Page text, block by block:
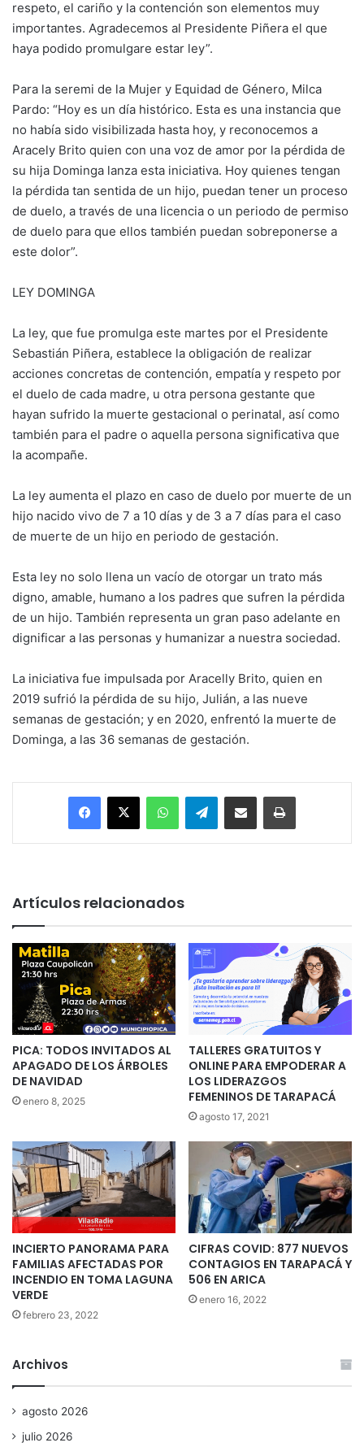
respeto, el cariño y la contención son elementos muy
importantes. Agradecemos al Presidente Piñera el que
haya podido promulgare estar ley”.
Para la seremi de la Mujer y Equidad de Género, Milca
Pardo: “Hoy es un día histórico. Esta es una instancia que
no había sido visibilizada hasta hoy, y reconocemos a
Aracely Brito quien con una voz de amor por la pérdida de
su hija Dominga lanza esta iniciativa. Hoy quienes tengan
la pérdida tan sentida de un hijo, puedan tener un proceso
de duelo, a través de una licencia o un periodo de permiso
de duelo para que ellos también puedan sobreponerse a
este dolor”.
LEY DOMINGA
La ley, que fue promulga este martes por el Presidente
Sebastián Piñera, establece la obligación de realizar
acciones concretas de contención, empatía y respeto por
el duelo de cada madre, u otra persona gestante que
hayan sufrido la muerte gestacional o perinatal, así como
también para el padre o aquella persona significativa que
la acompañe.
La ley aumenta el plazo en caso de duelo por muerte de un
hijo nacido vivo de 7 a 10 días y de 3 a 7 días para el caso
de muerte de un hijo en periodo de gestación.
Esta ley no solo llena un vacío de otorgar un trato más
digno, amable, humano a los padres que sufren la pérdida
de un hijo. También representa un gran paso adelante en
dignificar a las personas y humanizar a nuestra sociedad.
La iniciativa fue impulsada por Aracelly Brito, quien en
2019 sufrió la pérdida de su hijo, Julián, a las nueve
semanas de gestación; y en 2020, enfrentó la muerte de
Dominga, a las 36 semanas de gestación.
Facebook
X WhatsAppTelegramEnviar vía email Imprimir
Artículos relacionados
PICA: TODOS INVITADOS AL
APAGADO DE LOS ÁRBOLES
DE NAVIDAD
enero 8, 2025
TALLERES GRATUITOS Y
ONLINE PARA EMPODERAR A
LOS LIDERAZGOS
FEMENINOS DE TARAPACÁ
agosto 17, 2021
INCIERTO PANORAMA PARA
FAMILIAS AFECTADAS POR
INCENDIO EN TOMA LAGUNA
VERDE
febrero 23, 2022
CIFRAS COVID: 877 NUEVOS
CONTAGIOS EN TARAPACÁ Y
506 EN ARICA
enero 16, 2022
Archivos
agosto 2026
julio 2026